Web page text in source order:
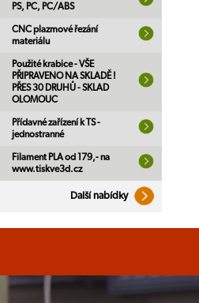
PS, PC, PC/ABS
CNC plazmové řezání
materiálu
Použité krabice - VŠE
PŘIPRAVENO NA SKLADĚ !
PŘES 30 DRUHŮ - SKLAD
OLOMOUC
Přídavné zařízení k TS -
jednostranné
Filament PLA od 179,- na
www.tiskve3d.cz
Další nabídky